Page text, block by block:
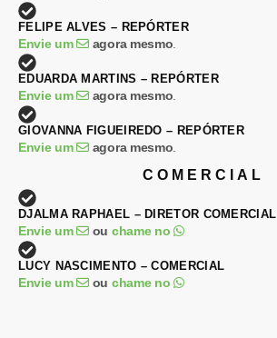
FELIPE ALVES – REPÓRTER
Envie um agora mesmo
EDUARDA MARTINS – REPÓRTER
Envie um agora mesmo
GIOVANNA FIGUEIREDO – REPÓRTER
Envie um agora mesmo
COMERCIAL
DJALMA RAPHAEL – DIRETOR COMERCIAL
Envie um ou chame no
LUCY NASCIMENTO – COMERCIAL
Envie um ou chame no